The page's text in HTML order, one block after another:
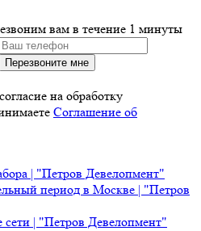
вам в течение 1 минуты
Перезвоните мне
на обработку
Соглашение об
| "Петров Девелопмент"
период в Москве | "Петров
| "Петров Девелопмент"